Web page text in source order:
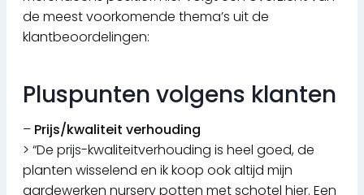
de meest voorkomende thema’s uit de
klantbeoordelingen:
Pluspunten volgens klanten
– Prijs/kwaliteit verhouding
> “De prijs-kwaliteitverhouding is heel goed, de
planten wisselend en ik koop ook altijd mijn
aardewerken nursery potten met schotel hier. Een